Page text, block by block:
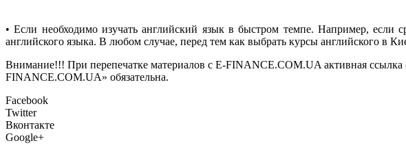
• Если необходимо изучать английский язык в быстром темпе. Например, если
английского языка. В любом случае, перед тем как выбрать курсы английского в
Внимание!!! При перепечатке материалов с E-FINANCE.COM.UA активная
FINANCE.COM.UA» обязательна.
Facebook
Twitter
Вконтакте
Google+